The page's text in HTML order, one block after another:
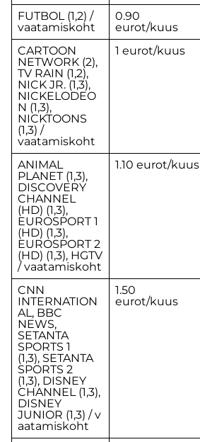
FUTBOL (1,2) /
vaatamiskoht
0.90
eurot/kuus
CARTOON
NETWORK (2),
TV RAIN (1,2),
NICK JR. (1,3),
NICKELODEO
N (1,3),
NICKTOONS
(1,3) /
vaatamiskoht
1 eurot/kuus
ANIMAL
PLANET (1,3),
DISCOVERY
CHANNEL
(HD) (1,3),
EUROSPORT 1
(HD) (1,3),
EUROSPORT 2
(HD) (1,3), HGTV
/ vaatamiskoht
1.10 eurot/kuus
CNN
INTERNATION
AL, BBC
NEWS,
SETANTA
SPORTS 1
(1,3), SETANTA
SPORTS 2
(1,3), DISNEY
CHANNEL (1,3),
DISNEY
JUNIOR (1,3) / v
aatamiskoht
1.50
eurot/kuus